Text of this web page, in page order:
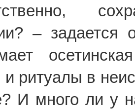
–
ритуалы в
И много ли у